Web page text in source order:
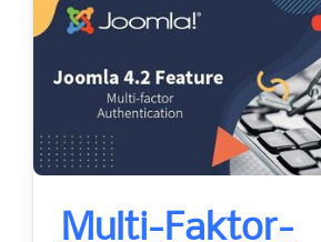
Multi-Faktor-